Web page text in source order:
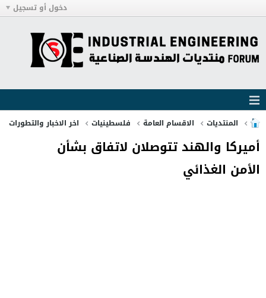
دخول أو تسجيل
المنتديات الاقسام العامة فلسطينيات اخر الاخبار والتطورات
أميركا والهند تتوصلان لاتفاق بشأن
الأمن الغذائي